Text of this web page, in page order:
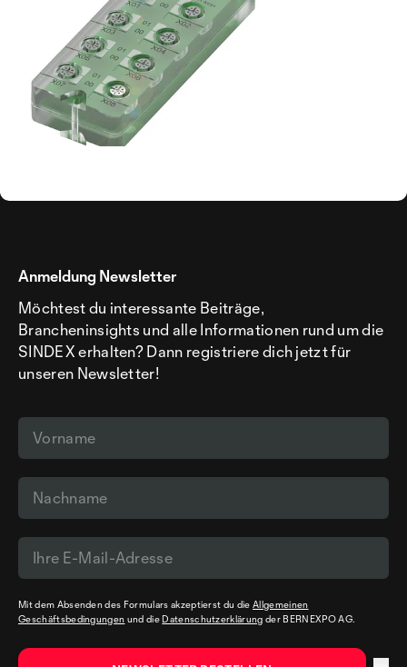
Anmeldung Newsletter
Möchtest du interessante Beiträge,
Brancheninsights und alle Informationen rund um die
SINDEX erhalten? Dann registriere dich jetzt für
unseren Newsletter!
Mit dem Absenden des Formulars akzeptierst du dieAllgemeinen
Geschäftsbedingungen und die Datenschutzerklärung der BERNEXPO AG.